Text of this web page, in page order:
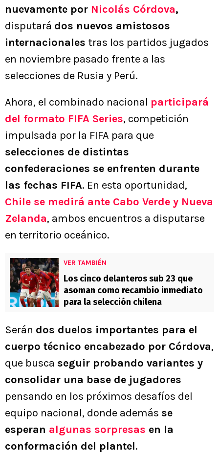
nuevamente por Nicolás Córdova,
disputará dos nuevos amistosos
internacionales tras los partidos jugados
en noviembre pasado frente a las
selecciones de Rusia y Perú.
Ahora, el combinado nacional participará
del formato FIFA Series, competición
impulsada por la FIFA para que
selecciones de distintas
confederaciones se enfrenten durante
las fechas FIFA. En esta oportunidad,
Chile se medirá ante Cabo Verde y Nueva
Zelanda, ambos encuentros a disputarse
en territorio oceánico.
VER TAMBIÉN
Los cinco delanteros sub 23 que
asoman como recambio inmediato
para la selección chilena
Serán dos duelos importantes para el
cuerpo técnico encabezado por Córdova,
que busca seguir probando variantes y
consolidar una base de jugadores
pensando en los próximos desafíos del
equipo nacional, donde además se
esperan algunas sorpresas en la
conformación del plantel.